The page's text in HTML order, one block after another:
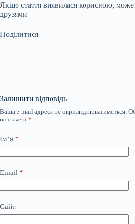
Якщо стаття виявилася корисною,
друзями
Поділитися
Залишити відповідь
Ваша e-mail адреса не оприлюднюватиметься.
позначені *
Ім’я *
Email *
Сайт